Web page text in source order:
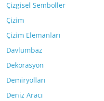
Çizgisel Semboller
Çizim
Çizim Elemanları
Davlumbaz
Dekorasyon
Demiryolları
Deniz Aracı